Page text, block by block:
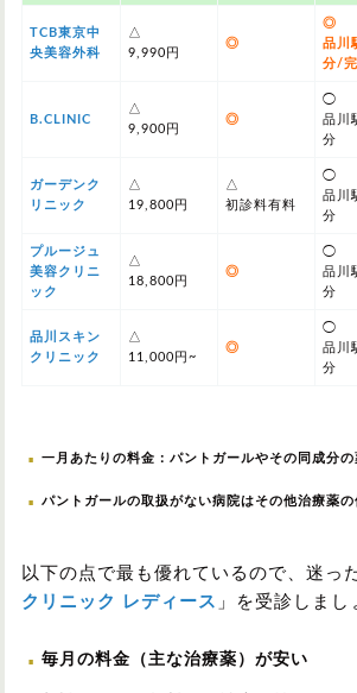
TCB東京中
央美容外科
△
9,990円
◎
◎
品川
分/
B.CLINIC
△
9,900円
◎
◯
品川
分
ガーデンク
リニック
△
19,800円
△
初診料有料
◯
品川
分
プルージュ
美容クリニ
ック
△
18,800円
◎
◯
品川
分
品川スキン
クリニック
△
11,000円~
◎
◯
品川
分
一月あたりの料金：パントガールやその同成分の
パントガールの取扱がない病院はその他治療薬の
以下の点で最も優れているので、迷っ
クリニック レディース 」を受診しまし
毎月の料金（主な治療薬）が安い